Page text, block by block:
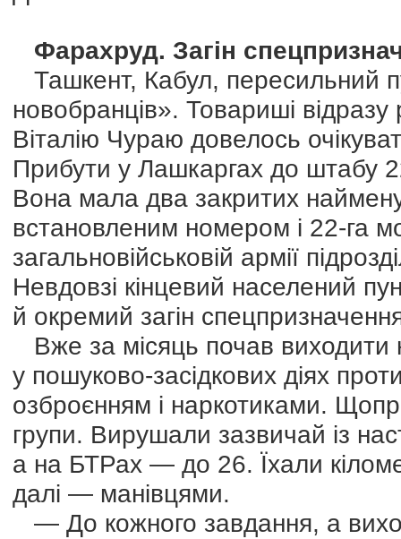
Фарахруд. Загін
Ташкент, Кабул, пересильний
новобранців». Товариші
Віталію Чураю довелось
Прибути у Лашкаргах до штабу
Вона мала два закритих
встановленим номером і 22-га
загальновійськовій армії
Невдовзі кінцевий населений
й окремий загін
Вже за місяць почав виходити
у пошуково-засідкових діях
озброєнням і наркотиками.
групи. Вирушали зазвичай із
а на БТРах — до 26. Їхали
далі — манівцями.
— До кожного завдання, а